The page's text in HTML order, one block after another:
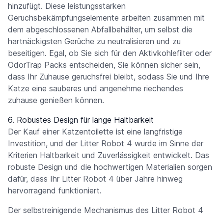
hinzufügt. Diese leistungsstarken
Geruchsbekämpfungselemente arbeiten zusammen mit
dem abgeschlossenen Abfallbehälter, um selbst die
hartnäckigsten Gerüche zu neutralisieren und zu
beseitigen. Egal, ob Sie sich für den Aktivkohlefilter oder
OdorTrap Packs entscheiden, Sie können sicher sein,
dass Ihr Zuhause geruchsfrei bleibt, sodass Sie und Ihre
Katze eine sauberes und angenehme riechendes
zuhause genießen können.
6. Robustes Design für lange Haltbarkeit
Der Kauf einer Katzentoilette ist eine langfristige
Investition, und der Litter Robot 4 wurde im Sinne der
Kriterien Haltbarkeit und Zuverlässigkeit entwickelt. Das
robuste Design und die hochwertigen Materialien sorgen
dafür, dass Ihr Litter Robot 4 über Jahre hinweg
hervorragend funktioniert.
Der selbstreinigende Mechanismus des Litter Robot 4